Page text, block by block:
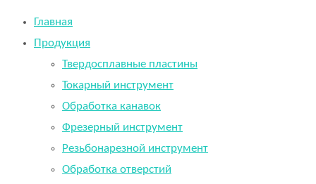
Главная
Продукция
Твердосплавные пластины
Токарный инструмент
Обработка канавок
Фрезерный инструмент
Резьбонарезной инструмент
Обработка отверстий